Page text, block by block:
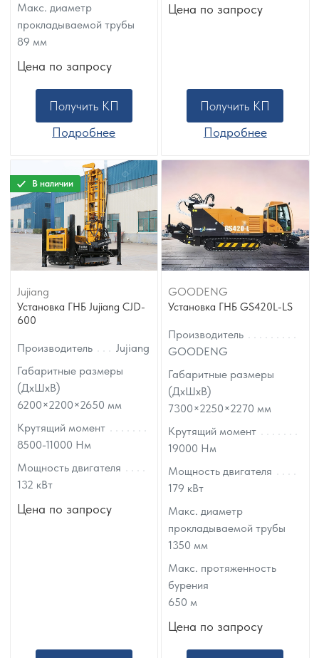
Макс. диаметр
прокладываемой трубы
89 мм
Цена по запросу
Получить КП
Подробнее
Цена по запросу
Получить КП
Подробнее
В наличии
Jujiang
Установка ГНБ Jujiang CJD-
600
Производитель
Jujiang
Габаритные размеры
(ДхШхВ)
6200×2200×2650 мм
Крутящий момент
8500-11000 Нм
Мощность двигателя
132 кВт
Цена по запросу
GOODENG
Установка ГНБ GS420L-LS
Производитель
GOODENG
Габаритные размеры
(ДхШхВ)
7300×2250×2270 мм
Крутящий момент
19000 Нм
Мощность двигателя
179 кВт
Макс. диаметр
прокладываемой трубы
1350мм
Макс. протяженность
бурения
650м
Цена по запросу